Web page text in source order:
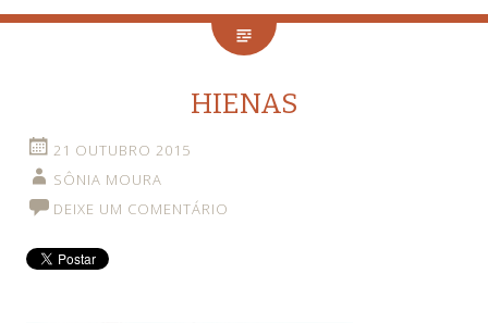
HIENAS
21 OUTUBRO 2015
SÔNIA MOURA
DEIXE UM COMENTÁRIO